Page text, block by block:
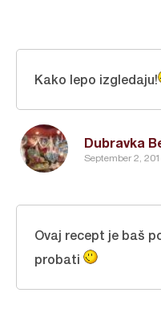
Dubravka
September 2,
Kako lepo izgledaju!
Ovaj recept je baš
probati